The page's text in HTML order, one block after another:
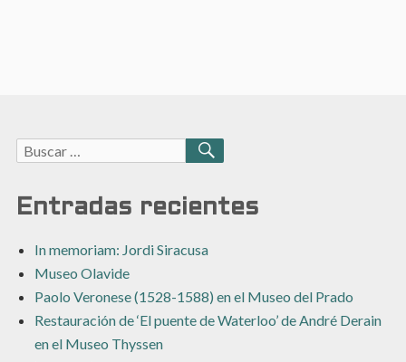
Buscar:
BUSCAR
Entradas recientes
In memoriam: Jordi Siracusa
Museo Olavide
Paolo Veronese (1528-1588) en el Museo del Prado
Restauración de ‘El puente de Waterloo’ de André Derain
en el Museo Thyssen